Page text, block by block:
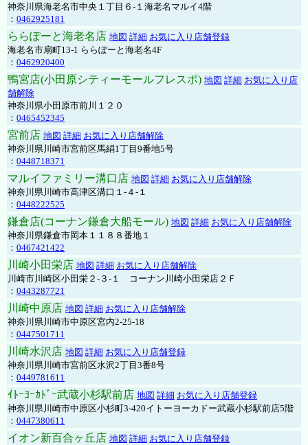
神奈川県海老名市中央１丁目６-１海老名マルイ4階
： 0462925181
ららぽーと海老名店 地図 詳細 お気に入り店舗登録
海老名市扇町13-1 ららぽーと海老名4F
： 0462920400
鴨宮店(小田原シティーモールフレスポ) 地図 詳細 お気に入り店
舗解除
神奈川県小田原市前川１２０
： 0465452345
宮前店 地図 詳細 お気に入り店舗解除
神奈川県川崎市宮前区馬絹1丁目9番地5号
： 0448718371
マルイファミリー溝口店 地図 詳細 お気に入り店舗解除
神奈川県川崎市高津区溝口１-４-１
： 0448222525
鎌倉店(コーナン鎌倉大船モール) 地図 詳細 お気に入り店舗解除
神奈川県鎌倉市岡本１１８８番地１
： 0467421422
川崎小田栄店 地図 詳細 お気に入り店舗解除
川崎市川崎区小田栄２‐３‐１ コーナン川崎小田栄店２Ｆ
： 0443287721
川崎中原店 地図 詳細 お気に入り店舗解除
神奈川県川崎市中原区宮内2-25-18
： 0447501711
川崎水沢店 地図 詳細 お気に入り店舗登録
神奈川県川崎市宮前区水沢2丁目3番8号
： 0449781611
ｲﾄｰﾖｰｶﾄﾞｰ武蔵小杉駅前店 地図 詳細 お気に入り店舗登録
神奈川県川崎市中原区小杉町3-420イトーヨーカドー武蔵小杉駅前店5階
： 0447380611
イオン新百合ヶ丘店 地図 詳細 お気に入り店舗登録